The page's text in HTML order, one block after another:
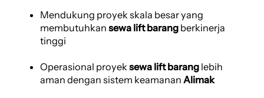
Mendukung proyek skala besar yang
membutuhkan sewa lift barang berkinerja
tinggi
Operasional proyek sewa lift barang lebih
aman dengan sistem keamanan Alimak